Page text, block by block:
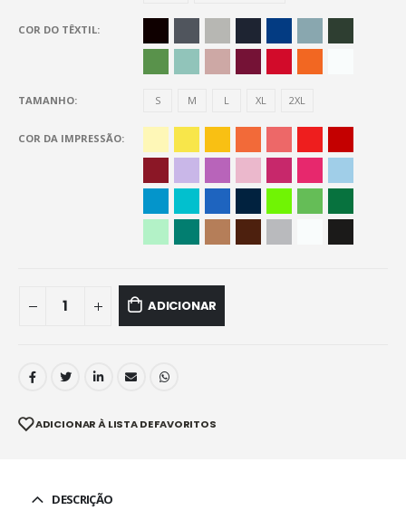
COR DO TÊXTIL
TAMANHO S M L XL 2XL
COR DA IMPRESSÃO
ADICIONAR
ADICIONAR À LISTA DE FAVORITOS
DESCRIÇÃO